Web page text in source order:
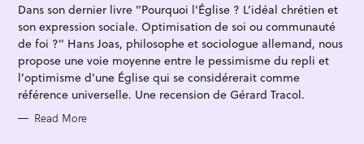
O
I
E
S
Dans son dernier livre "Pourquoi l'Église ? L’idéal chrétien et
son expression sociale. Optimisation de soi ou communauté
de foi ?" Hans Joas, philosophe et sociologue allemand, nous
propose une voie moyenne entre le pessimisme du repli et
l’optimisme d’une Église qui se considérerait comme
référence universelle. Une recension de Gérard Tracol.
Read More